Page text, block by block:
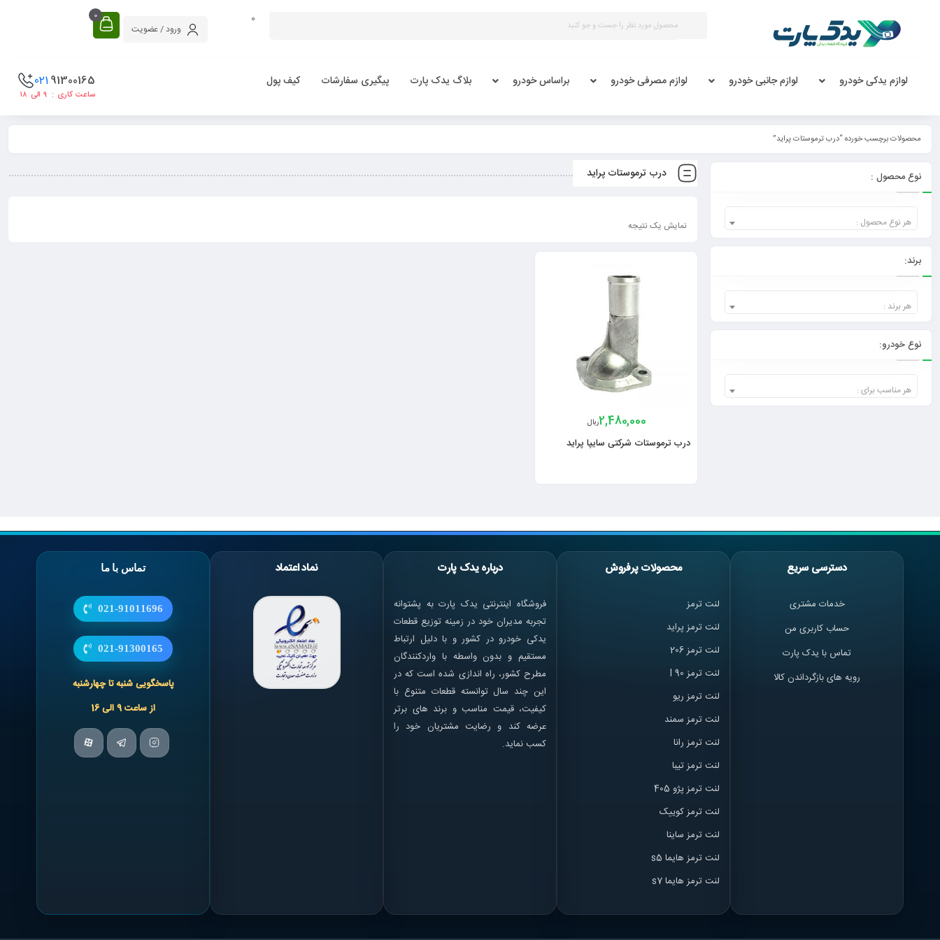
0
ورود / عضویت
0
لوازم یدکی خودرو لوازم جانبی خودرو لوازم مصرفی خودرو براساس خودرو بلاگ یدک پارت پیگیری سفارشات کیف پول 91300165
021
ساعت کاری : ۹ الی ۱۸
محصولات برچسب خورده “درب ترموستات پراید”
درب ترموستات پراید
نمایش یک نتیجه
2,480,000ریال
درب ترموستات شرکتی سایپا پراید
نوع محصول :
هر نوع محصول :
برند:
هر برند :
نوع خودرو:
هر مناسب برای :
دسترسی سریع
خدمات مشتری
حساب کاربری من
تماس با یدک پارت
رویه های بازگرداندن کالا
محصولات پرفروش
لنت ترمز
لنت ترمز پراید
لنت ترمز 206
لنت ترمز l 90
لنت ترمز ریو
لنت ترمز سمند
لنت ترمز رانا
لنت ترمز تیبا
لنت ترمز پژو 405
لنت ترمز کوییک
لنت ترمز ساینا
لنت ترمز هایما s5
لنت ترمز هایما s7
درباره یدک پارت
فروشگاه اینترنتی یدک پارت به پشتوانه
تجربه مدیران خود در زمینه توزیع قطعات
یدکی خودرو در کشور و با دلیل ارتباط
مستقیم و بدون واسطه با واردکنندگان
مطرح کشور، راه اندازی شده است که در
این چند سال توانسته قطعات متنوع با
کیفیت، قیمت مناسب و برند های برتر
عرضه کند و رضایت مشتریان خود را
کسب نماید.
نماد اعتماد تماس با ما
021-91011696
021-91300165
پاسخگویی شنبه تا چهارشنبه
از ساعت 9 الی 16